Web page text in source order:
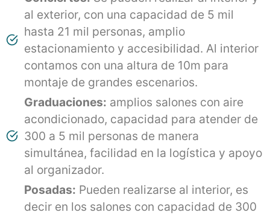
al exterior, con una capacidad de 5 mil
hasta 21 mil personas, amplio
estacionamiento y accesibilidad. Al interior
contamos con una altura de 10m para
montaje de grandes escenarios.
Graduaciones: amplios salones con aire
acondicionado, capacidad para atender de
300 a 5 mil personas de manera
simultánea, facilidad en la logística y apoyo
al organizador.
Posadas: Pueden realizarse al interior, es
decir en los salones con capacidad de 300